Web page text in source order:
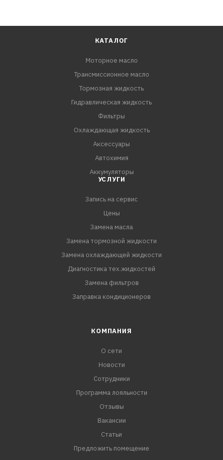
КАТАЛОГ
Моторное масло
Трансмиссионное масло
Тормозная жидкость
Гидравлическая жидкость
Фильтры
Охлаждающая жидкость
Аксессуары
Автохимия
Аккумуляторы
УСЛУГИ
Запись на сервис
Цены
Замена масла
Замена тормозной жидкости
Замена охлаждающей жидкости
Диагностика тех.жидкостей
Замена фильтров
Заправка кондиционеров
КОМПАНИЯ
О сети
Новости
Сотрудники
Программа лояльности
Отзывы
Вакансии
Статьи
Предложить помещение